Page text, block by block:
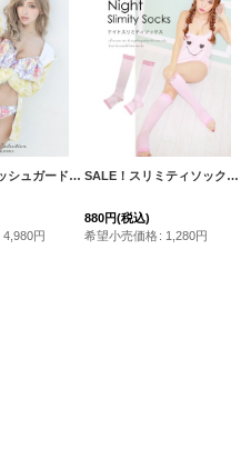
値下げ！【ラッシュガード】UVカットパーカー/ジャージ/スウェット/部屋着/パジャマ/杉原杏璃×sugarコラボプルメリアパーカー/ジャージ/スウェット/部屋着/パジャマ/[FB01]
4,980円
SALE！スリミティソックス【HC02-U】
880円(税込)
希望小売価格: 1,280円